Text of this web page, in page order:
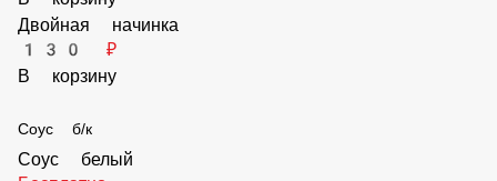
Лук порей
50 ₽
В корзину
50 ₽
В корзину